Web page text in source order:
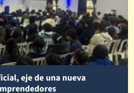
eje de una nueva